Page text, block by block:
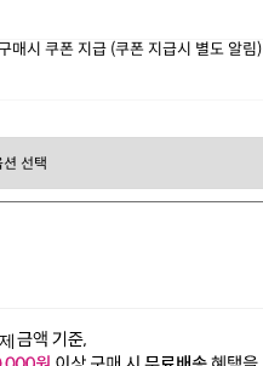
매시 쿠폰 지급 (쿠폰 지급시 별도 알림)